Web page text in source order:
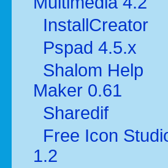
InstallCreator
Pspad 4.5.x
Shalom Help
Maker 0.61
Sharedif
Free Icon
1.2